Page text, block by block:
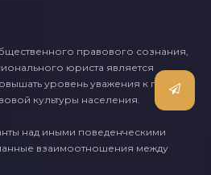
правового сознания,
юриста является
уровень уважения к праву и
культуры населения.
над иными поведенческими
взаимоотношения между